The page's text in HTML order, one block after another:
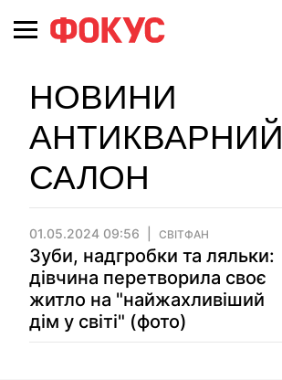
НОВИНИ
АНТИКВАРНИЙ
САЛОН
01.05.2024 09:56 СВІТФАН
Зуби, надгробки та ляльки:
дівчина перетворила своє
житло на "найжахливіший
дім у світі" (фото)